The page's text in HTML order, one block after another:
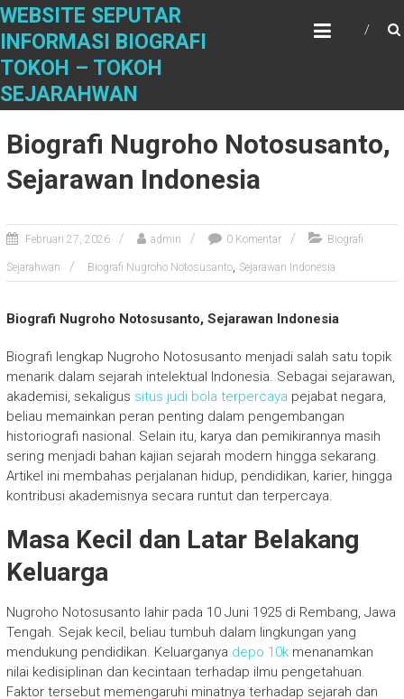
S
t
o
WEBSITE SEPUTAR
INFORMASI BIOGRAFI
TOKOH – TOKOH
SEJARAHWAN
Biografi Nugroho Notosusanto,
Sejarawan Indonesia
Februari 27, 2026 admin 0 Komentar Biografi
Sejarahwan Biografi Nugroho Notosusanto, Sejarawan Indonesia
Biografi Nugroho Notosusanto, Sejarawan Indonesia
Biografi lengkap Nugroho Notosusanto menjadi salah satu topik
menarik dalam sejarah intelektual Indonesia. Sebagai sejarawan,
akademisi, sekaligus situs judi bola terpercaya pejabat negara,
beliau memainkan peran penting dalam pengembangan
historiografi nasional. Selain itu, karya dan pemikirannya masih
sering menjadi bahan kajian sejarah modern hingga sekarang.
Artikel ini membahas perjalanan hidup, pendidikan, karier, hingga
kontribusi akademisnya secara runtut dan terpercaya.
Masa Kecil dan Latar Belakang
Keluarga
Nugroho Notosusanto lahir pada 10 Juni 1925 di Rembang, Jawa
Tengah. Sejak kecil, beliau tumbuh dalam lingkungan yang
mendukung pendidikan. Keluarganya depo 10kmenanamkan
nilai kedisiplinan dan kecintaan terhadap ilmu pengetahuan.
Faktor tersebut memengaruhi minatnya terhadap sejarah dan